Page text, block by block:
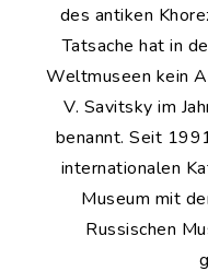
des antiken
Tatsache hat in
Weltmuseen kein
V. Savitsky im
benannt. Seit
internationalen
Museum mit
Russischen